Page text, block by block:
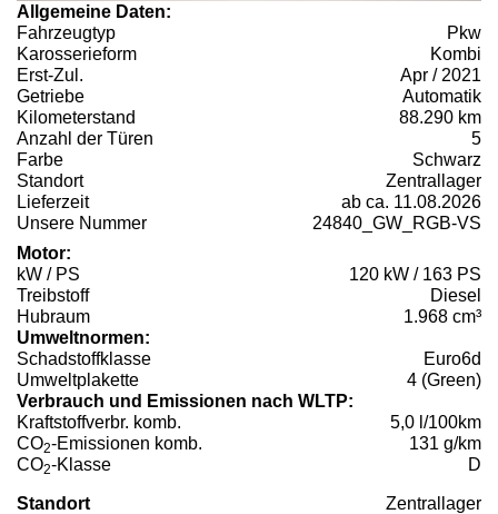
Allgemeine Daten:
Fahrzeugtyp
Pkw
Karosserieform
Kombi
Erst-Zul.
Apr / 2021
Getriebe
Automatik
Kilometerstand
88.290 km
Anzahl der Türen
5
Farbe
Schwarz
Standort
Zentrallager
Lieferzeit
ab ca. 11.08.2026
Unsere Nummer
24840_GW_RGB-VS
Motor:
kW / PS
120 kW / 163 PS
Treibstoff
Diesel
Hubraum
1.968 cm³
Umweltnormen:
Schadstoffklasse
Euro6d
Umweltplakette
4 (Green)
Verbrauch und Emissionen nach WLTP:
Kraftstoffverbr. komb.
5,0 l/100km
CO2-Emissionen komb.
131 g/km
CO2-Klasse D
Standort Zentrallager